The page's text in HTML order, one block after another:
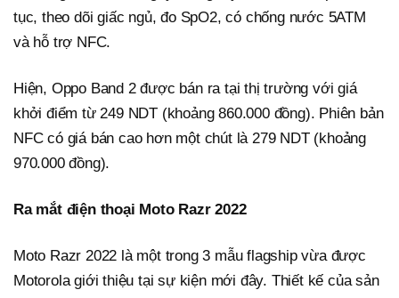
tục, theo dõi giấc ngủ, đo SpO2, có chống nước 5ATM
và hỗ trợ NFC.
Hiện, Oppo Band 2 được bán ra tại thị trường với giá
khởi điểm từ 249 NDT (khoảng 860.000 đồng). Phiên bản
NFC có giá bán cao hơn một chút là 279 NDT (khoảng
970.000 đồng).
Ra mắt điện thoại Moto Razr 2022
Moto Razr 2022 là một trong 3 mẫu flagship vừa được
Motorola giới thiệu tại sự kiện mới đây. Thiết kế của sản